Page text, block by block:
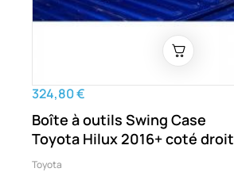
324,80 €
Boîte à outils Swing Case
Toyota Hilux 2016+ coté droit
Toyota